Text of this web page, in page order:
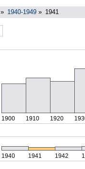
» 1940-1949» 1941
1900 1910 1920
1940 1941 1942